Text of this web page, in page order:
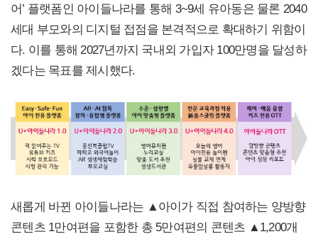
어’ 플랫폼인 아이들나라를 통해 3~9세 유아동은 물론 2040
세대 부모와의 디지털 접점을 본격적으로 확대하기 위함이
다. 이를 통해 2027년까지 국내외 가입자 100만명을 달성하
겠다는 목표를 제시했다.
새롭게 바뀐 아이들나라는 ▲아이가 직접 참여하는 양방향
콘텐츠 1만여편을 포함한 총 5만여편의 콘텐츠 ▲1,200개